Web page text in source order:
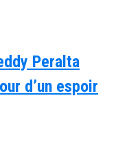
Peralta
d’un espoir